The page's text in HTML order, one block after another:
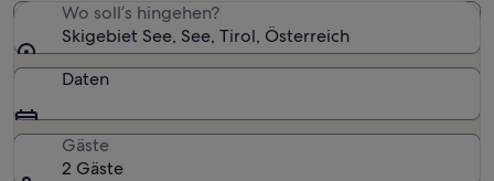
Wo soll’s hingehen?
Skigebiet See, See, Tirol, Österreich
Daten
Gäste
2 Gäste